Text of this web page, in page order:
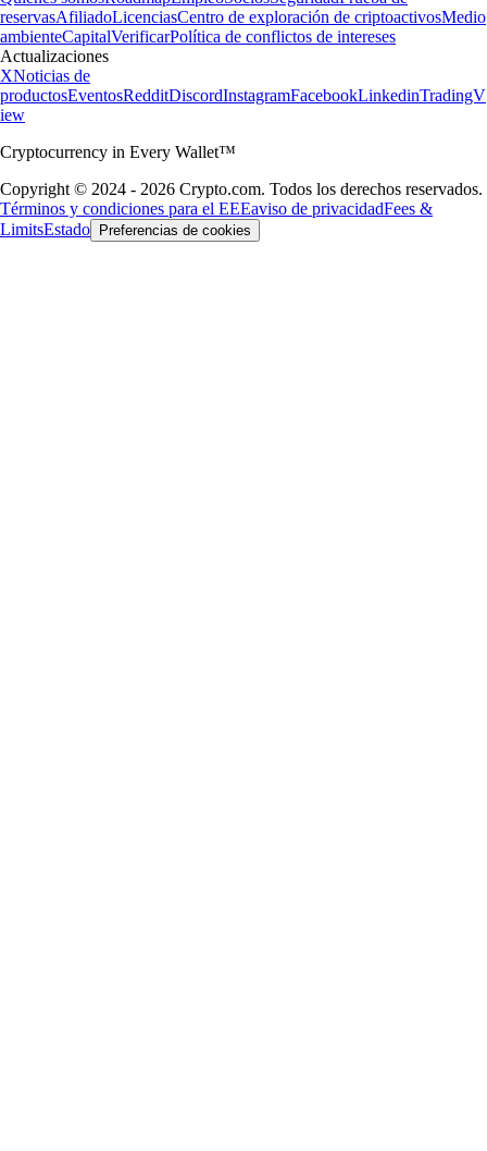
reservasAfiliadoLicenciasCentro de exploración de criptoactivosMedio
ambienteCapitalVerificarPolítica de conflictos de intereses
Actualizaciones
XNoticias de
productosEventosRedditDiscordInstagramFacebookLinkedinTradingV
iew
Cryptocurrency in Every Wallet™
Copyright © 2024 - 2026 Crypto.com. Todos los derechos reservados.
Términos y condiciones para el EEEaviso de privacidadFees &
LimitsEstado Preferencias de cookies